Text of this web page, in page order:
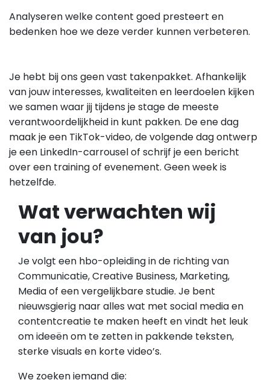
Analyseren welke content goed presteert en
bedenken hoe we deze verder kunnen verbeteren.
Je hebt bij ons geen vast takenpakket. Afhankelijk
van jouw interesses, kwaliteiten en leerdoelen kijken
we samen waar jij tijdens je stage de meeste
verantwoordelijkheid in kunt pakken. De ene dag
maak je een TikTok-video, de volgende dag ontwerp
je een LinkedIn-carrousel of schrijf je een bericht
over een training of evenement. Geen week is
hetzelfde.
Wat verwachten wij
van jou?
Je volgt een hbo-opleiding in de richting van
Communicatie, Creative Business, Marketing,
Media of een vergelijkbare studie. Je bent
nieuwsgierig naar alles wat met social media en
contentcreatie te maken heeft en vindt het leuk
om ideeën om te zetten in pakkende teksten,
sterke visuals en korte video’s.
We zoeken iemand die: